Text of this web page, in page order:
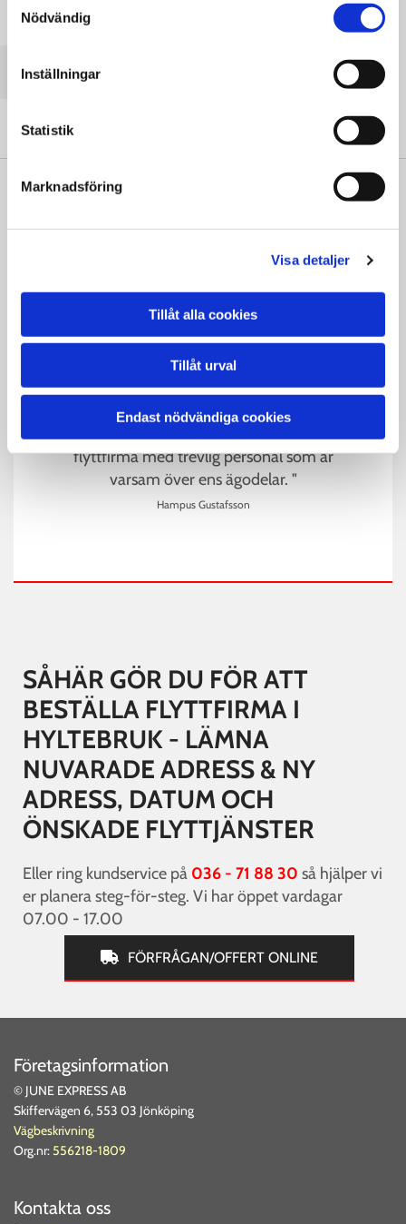
Nödvändig
Inställningar
Statistik
Marknadsföring
Visa detaljer
Tillåt alla cookies
Tillåt urval
Endast nödvändiga cookies
Vänligen acceptera marknadsföringscookies för att se
Vera Moqvist
" Snabb, effektiv och kostnads effektiv
flyttfirma med trevlig personal som är
varsam över ens ägodelar. "
Hampus Gustafsson
SÅHÄR GÖR DU FÖR ATT
BESTÄLLA FLYTTFIRMA I
HYLTEBRUK - LÄMNA
NUVARADE ADRESS & NY
ADRESS, DATUM OCH
ÖNSKADE FLYTTJÄNSTER
Eller ring kundservice på 036 - 71 88 30 så hjälper vi
er planera steg-för-steg. Vi har öppet vardagar
07.00 - 17.00
FÖRFRÅGAN/OFFERT ONLINE
Företagsinformation
© JUNE EXPRESS AB
Skiffervägen 6, 553 03 Jönköping
Vägbeskrivning
Org.nr: 556218-1809
Kontakta oss